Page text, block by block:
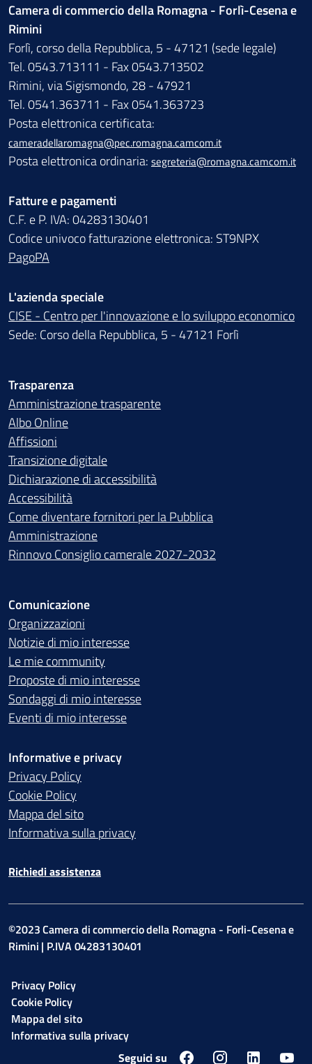
Camera di commercio della Romagna - Forlì-Cesena e
Rimini
Forlì, corso della Repubblica, 5 - 47121 (sede legale)
Tel. 0543.713111 - Fax 0543.713502
Rimini, via Sigismondo, 28 - 47921
Tel. 0541.363711 - Fax 0541.363723
Posta elettronica certificata:
cameradellaromagna@pec.romagna.camcom.it
Posta elettronica ordinaria: segreteria@romagna.camcom.it
Fatture e pagamenti
C.F. e P. IVA: 04283130401
Codice univoco fatturazione elettronica: ST9NPX
PagoPA
L'azienda speciale
CISE - Centro per l'innovazione e lo sviluppo economico
Sede: Corso della Repubblica, 5 - 47121 Forlì
Trasparenza
Amministrazione trasparente
Albo Online
Affissioni
Transizione digitale
Dichiarazione di accessibilità
Accessibilità
Come diventare fornitori per la Pubblica
Amministrazione
Rinnovo Consiglio camerale 2027-2032
Comunicazione
Organizzazioni
Notizie di mio interesse
Le mie community
Proposte di mio interesse
Sondaggi di mio interesse
Eventi di mio interesse
Informative e privacy
Privacy Policy
Cookie Policy
Mappa del sito
Informativa sulla privacy
Richiedi assistenza
©2023 Camera di commercio della Romagna - Forli-Cesena e
Rimini | P.IVA 04283130401
Privacy Policy
Cookie Policy
Mappa del sito
Informativa sulla privacy
Seguici su